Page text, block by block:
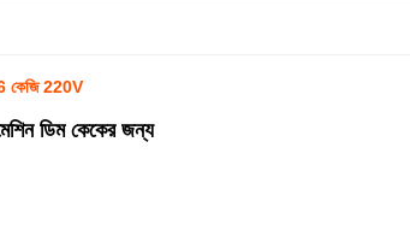
6 কেজি 220V
ডিম কেকের জন্য